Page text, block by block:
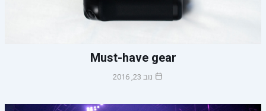
Must-have gear
נוב 23, 2016